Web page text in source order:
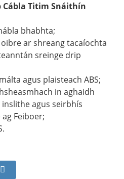
Cábla Titim Snáithín
bhabhta;
ar shreang tacaíochta
sreinge drip
agus plaisteach ABS;
in aghaidh
agus seirbhís
Feiboer;